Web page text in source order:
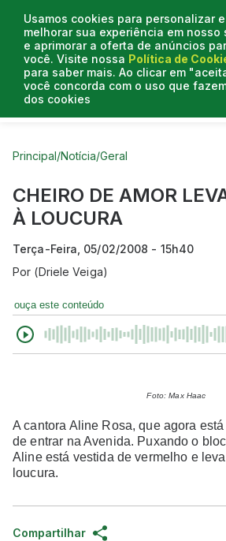
Usamos cookies para personalizar e
melhorar sua experiência em nosso
e aprimorar a oferta de anúncios
você. Visite nossa Política de
para saber mais. Ao clicar em
você concorda com o uso que
dos cookies
Curtas do Poder
Principal/Notícia/Geral
CHEIRO DE AMOR
À LOUCURA
Terça-Feira, 05/02/2008 - 15h40
Por (Driele Veiga)
ouça este conteúdo
Foto: Max Haac
A cantora Aline Rosa, que agora
de entrar na Avenida. Puxando o
Aline está vestida de vermelho e
loucura.
Compartilhar